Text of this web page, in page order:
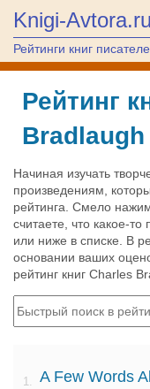
Knigi-Avtora.ru
Рейтинги книг
Рейтинг
Bradlaugh
Начиная изучать
произведениям,
рейтинга. Смело
считаете, что какое-
или ниже в списке. В
основании ваших
рейтинг книг Charles
1.
A Few Words